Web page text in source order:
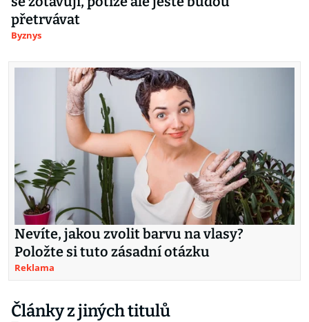
přetrvávat
Byznys
Nevíte, jakou zvolit barvu na vlasy?
Položte si tuto zásadní otázku
Reklama
Články z jiných titulů